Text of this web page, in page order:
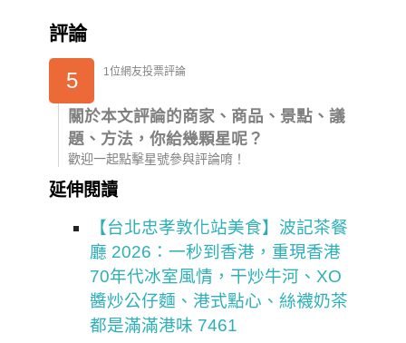
評論
5 1位網友投票評論
關於本文評論的商家、商品、景點、議
題、方法，你給幾顆星呢？
歡迎一起點擊星號參與評論唷！
延伸閱讀
【台北忠孝敦化站美食】波記茶餐
廳 2026：一秒到香港，重現香港
70年代冰室風情，干炒牛河、XO
醬炒公仔麵、港式點心、絲襪奶茶
都是滿滿港味 7461